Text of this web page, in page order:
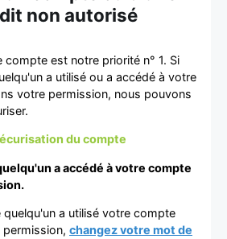
non autorisé
compte est notre priorité n° 1. Si
a utilisé ou a accédé à votre
votre permission, nous pouvons
du compte
a accédé à votre compte
quelqu'un a utilisé votre compte
changez votre mot de